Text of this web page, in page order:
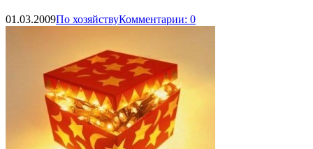
01.03.2009По хозяйствуКомментарии: 0